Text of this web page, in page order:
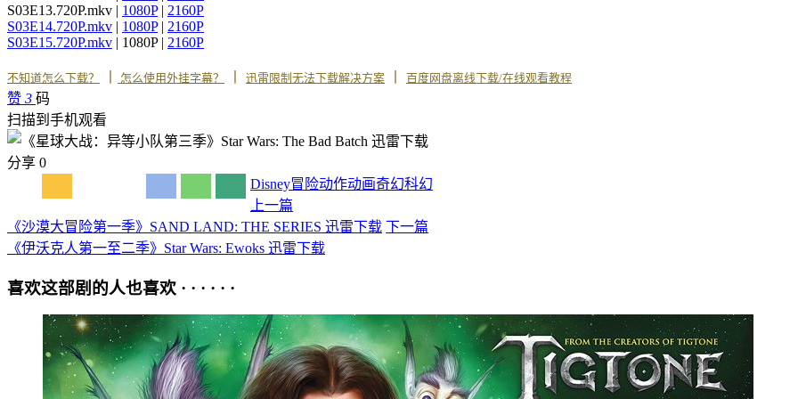
S03E13.720P.mkv | 1080P| 2160P
S03E14.720P.mkv | 1080P| 2160P
S03E15.720P.mkv | 1080P | 2160P
不知道怎么下载？ 怎么使用外挂字幕？ 迅雷限制无法下载解决方案 百度网盘离线下载/在线观看教程
赞 3 码
扫描到手机观看
分享 0
Disney冒险动作动画奇幻科幻
上一篇
《沙漠大冒险第一季》SAND LAND: THE SERIES 迅雷下载 下一篇
《伊沃克人第一至二季》Star Wars: Ewoks 迅雷下载
喜欢这部剧的人也喜欢 · · · · · ·